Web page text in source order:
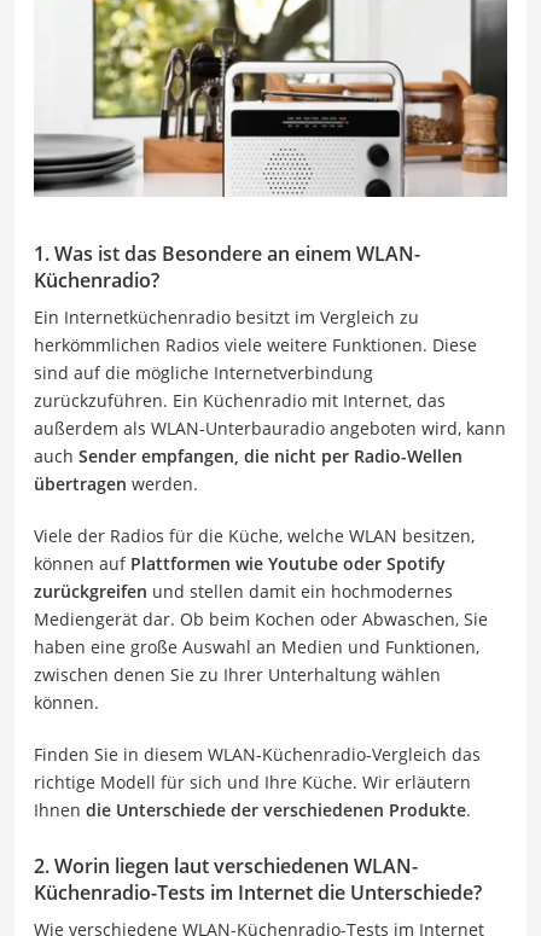
1. Was ist das Besondere an einem WLAN-
Küchenradio?
Ein Internetküchenradio besitzt im Vergleich zu
herkömmlichen Radios viele weitere Funktionen. Diese
sind auf die mögliche Internetverbindung
zurückzuführen. Ein Küchenradio mit Internet, das
außerdem als WLAN-Unterbauradio angeboten wird, kann
auch Sender empfangen, die nicht per Radio-Wellen
übertragen werden.
Viele der Radios für die Küche, welche WLAN besitzen,
können auf Plattformen wie Youtube oder Spotify
zurückgreifen und stellen damit ein hochmodernes
Mediengerät dar. Ob beim Kochen oder Abwaschen, Sie
haben eine große Auswahl an Medien und Funktionen,
zwischen denen Sie zu Ihrer Unterhaltung wählen
können.
Finden Sie in diesem WLAN-Küchenradio-Vergleich das
richtige Modell für sich und Ihre Küche. Wir erläutern
Ihnen die Unterschiede der verschiedenen Produkte.
2. Worin liegen laut verschiedenen WLAN-
Küchenradio-Tests im Internet die Unterschiede?
Wie verschiedene WLAN-Küchenradio-Tests im Internet